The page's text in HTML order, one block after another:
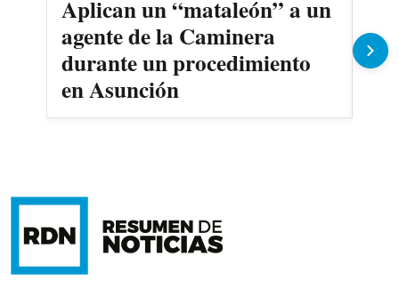
Aplican un “mataleón” a un
agente de la Caminera
durante un procedimiento
en Asunción